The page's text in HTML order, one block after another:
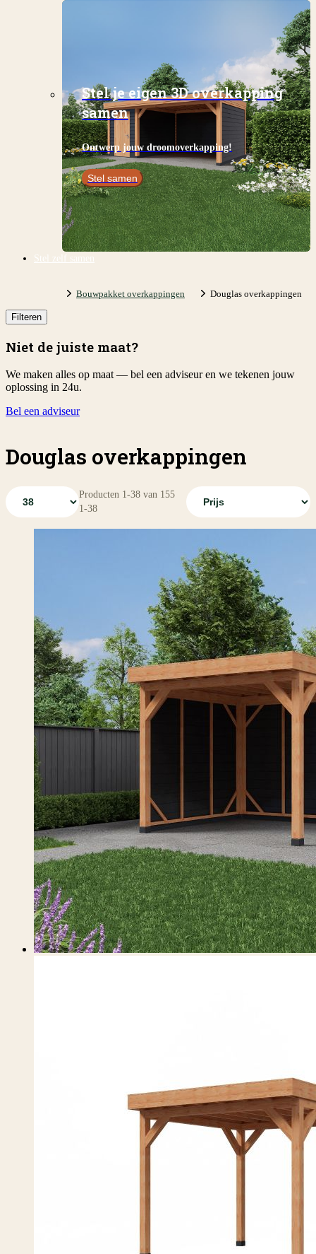
Stel je eigen 3D overkapping
samen
Ontwerp jouw droomoverkapping!
Stel samen
Stel zelf samen
Bouwpakket overkappingen Douglas overkappingen
Filteren
Niet de juiste maat?
We maken alles op maat — bel een adviseur en we tekenen jouw
oplossing in 24u.
Bel een adviseur
Douglas overkappingen
Producten 1-38 van 155
1-38